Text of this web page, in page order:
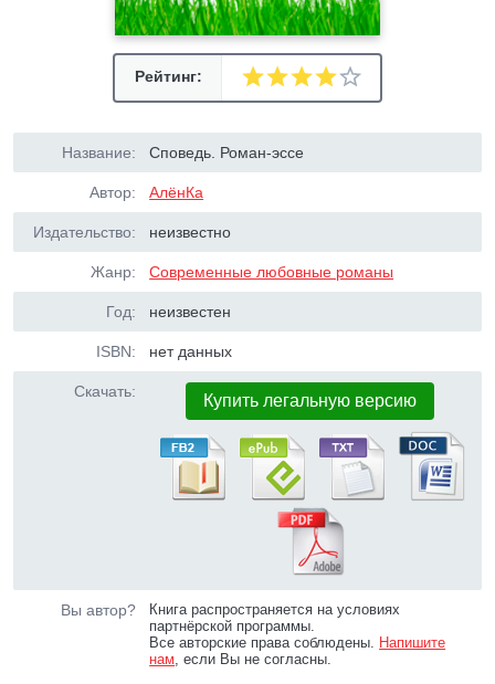
Рейтинг:
Название: Споведь. Роман-эссе
Автор: АлёнКа
Издательство: неизвестно
Жанр: Современные любовные романы
Год: неизвестен
ISBN: нет данных
Скачать: Купить легальную версию
Вы автор?
Книга распространяется на условиях
партнёрской программы.
Все авторские права соблюдены. Напишите
нам, если Вы не согласны.